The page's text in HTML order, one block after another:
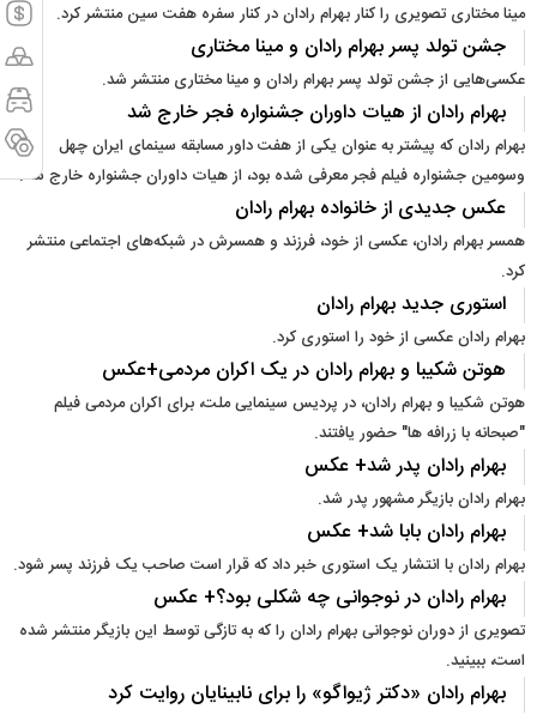
مینا مختاری تصویری را کنار بهرام رادان در کنار سفره هفت سین منتشر کرد.
جشن تولد پسر بهرام رادان و مینا مختاری
عکسی‌هایی از جشن تولد پسر بهرام رادان و مینا مختاری منتشر شد.
بهرام رادان از هیات داوران جشنواره فجر خارج شد
بهرام رادان که پیشتر به عنوان یکی از هفت داور مسابقه سینمای ایران چهل
وسومین جشنواره فیلم فجر معرفی شده بود، از هیات داوران جشنواره خارج شد.
عکس جدیدی از خانواده بهرام رادان
همسر بهرام رادان، عکسی از خود، فرزند و همسرش در شبکه‌های اجتماعی منتشر
کرد.
استوری جدید بهرام رادان
بهرام رادان عکسی از خود را استوری کرد.
هوتن شکیبا و بهرام رادان در یک اکران مردمی+عکس
هوتن شکیبا و بهرام رادان، در پردیس سینمایی ملت، برای اکران مردمی فیلم
"صبحانه با زرافه ها" حضور یافتند.
بهرام رادان پدر شد+ عکس
بهرام رادان بازیگر مشهور پدر شد.
بهرام رادان بابا شد+ عکس
بهرام رادان با انتشار یک استوری خبر داد که قرار است صاحب یک فرزند پسر شود.
بهرام رادان در نوجوانی چه شکلی بود؟+ عکس
تصویری از دوران نوجوانی بهرام رادان را که به تازگی توسط این بازیگر منتشر شده
است، ببینید.
بهرام رادان «دکتر ژیواگو» را برای نابینایان روایت کرد